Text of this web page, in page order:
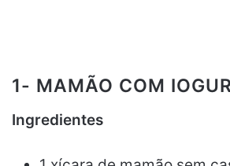
1- MAMÃO COM
Ingredientes